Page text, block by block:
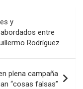
y
entre
Rodríguez
plena campaña
“cosas falsas”